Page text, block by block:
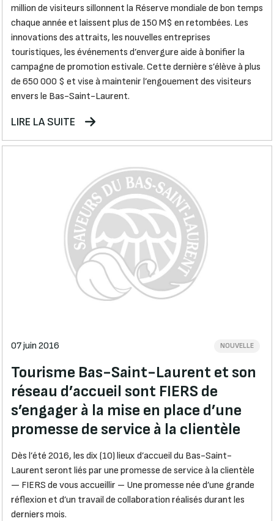
million de visiteurs sillonnent la Réserve mondiale de bon temps
chaque année et laissent plus de 150 M$ en retombées. Les
innovations des attraits, les nouvelles entreprises
touristiques, les événements d’envergure aide à bonifier la
campagne de promotion estivale. Cette dernière s’élève à plus
de 650 000 $ et vise à maintenir l’engouement des visiteurs
envers le Bas-Saint-Laurent.
LIRE LA SUITE
07 juin 2016 NOUVELLE
Tourisme Bas-Saint-Laurent et son
réseau d’accueil sont FIERS de
s’engager à la mise en place d’une
promesse de service à la clientèle
Dès l’été 2016, les dix (10) lieux d’accueil du Bas-Saint-
Laurent seront liés par une promesse de service à la clientèle
— FIERS de vous accueillir – Une promesse née d’une grande
réflexion et d’un travail de collaboration réalisés durant les
derniers mois.